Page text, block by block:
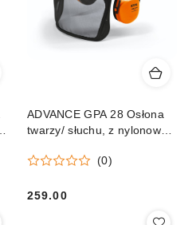
ADVANCE GPA 28 Osłona
twarzy/ słuchu, z nylonowym
(0)
Cena:
259.00